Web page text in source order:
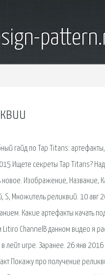
гайд по Tap Titans: артефакты,
Ищете секреты Tap Titans?
новое. Изображение, Название,
S, Множитель реликвий. 10
Какие артефакты
ChannelВ данном видео я
лейт игре. Заранее. 26 янв
Покажу про получение